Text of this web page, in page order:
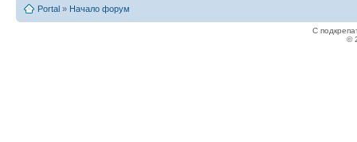
Portal » Начало форум
С
©